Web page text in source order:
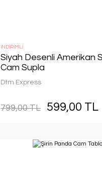
İNDİRİMLİ
Siyah Desenli Amerikan
Cam Supla
Dtm Express
799,00 TL 599,00 TL